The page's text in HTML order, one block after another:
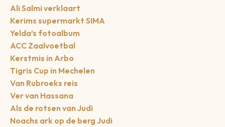
Ali Salmi verklaart
Kerims supermarkt SIMA
Yelda’s fotoalbum
ACC Zaalvoetbal
Kerstmis in Arbo
Tigris Cup in Mechelen
Van Rubroeks reis
Ver van Hassana
Als de rotsen van Judi
Noachs ark op de berg Judi